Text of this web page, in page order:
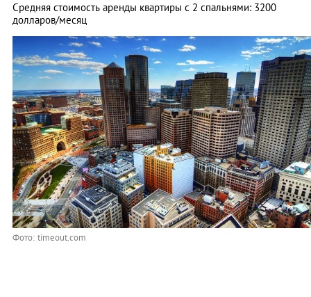
Средняя стоимость аренды квартиры с 2 спальнями: 3200
долларов/месяц
Фото: timeout.com